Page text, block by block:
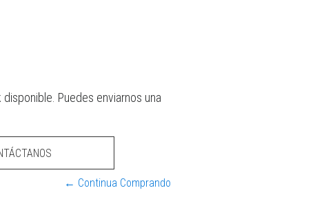
Puedes enviarnos una
← Continua Comprando